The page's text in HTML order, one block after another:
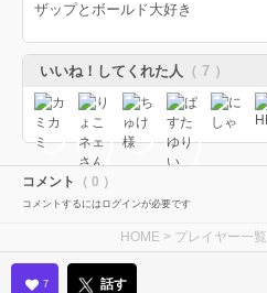
ザップとボールド大好き
いいね！してくれた人 （ 7 ）
コメント （ 0 ）
コメントするにはログインが必要です
HOME > プレイヤー一覧
7 話す